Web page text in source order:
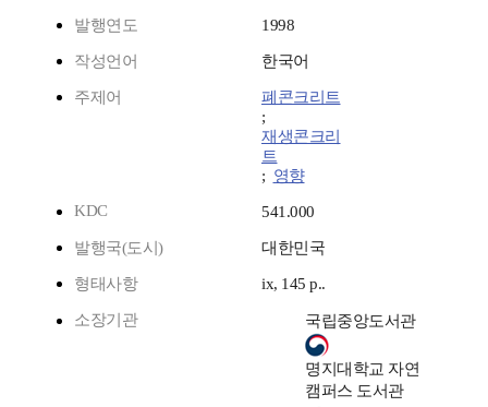
발행연도 1998
작성언어 한국어
주제어
폐콘크리트
;
재생콘크리
트
; 영향
KDC
541.000
발행국(도시) 대한민국
형태사항 ix, 145 p..
소장기관 국립중앙도서관
명지대학교 자연
캠퍼스 도서관